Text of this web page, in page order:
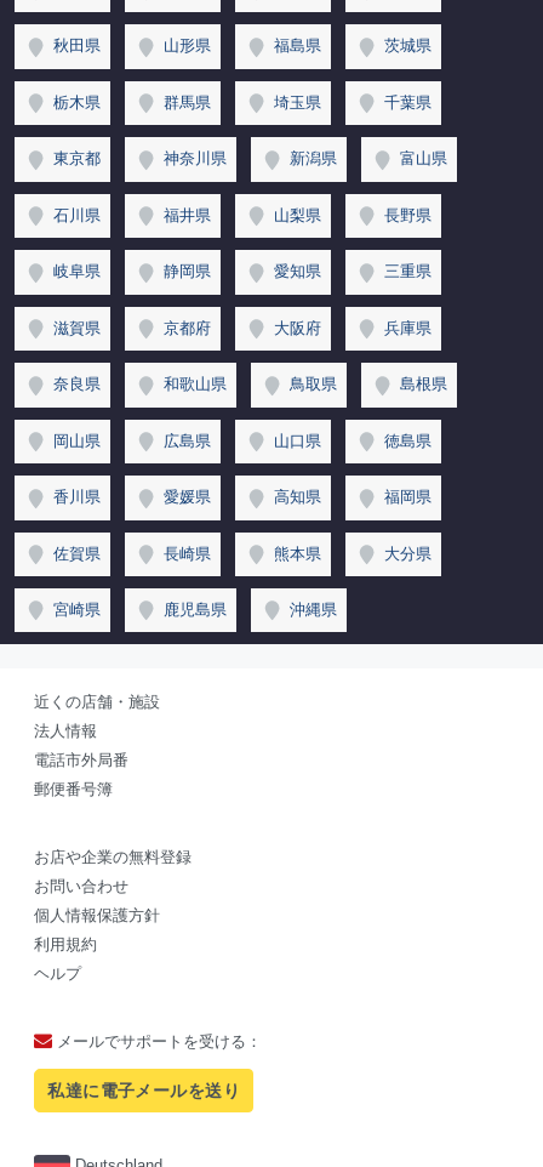
秋田県 山形県 福島県 茨城県
栃木県 群馬県 埼玉県 千葉県
東京都 神奈川県 新潟県 富山県
石川県 福井県 山梨県 長野県
岐阜県 静岡県 愛知県 三重県
滋賀県 京都府 大阪府 兵庫県
奈良県 和歌山県 鳥取県 島根県
岡山県 広島県 山口県 徳島県
香川県 愛媛県 高知県 福岡県
佐賀県 長崎県 熊本県 大分県
宮崎県 鹿児島県 沖縄県
近くの店舗・施設
法人情報
電話市外局番
郵便番号簿
お店や企業の無料登録
お問い合わせ
個人情報保護方針
利用規約
ヘルプ
メールでサポートを受ける：
私達に電子メールを送り